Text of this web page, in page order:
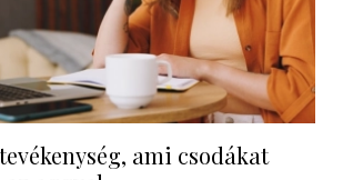
ami csodákat